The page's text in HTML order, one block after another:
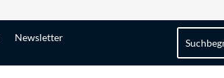
Newsletter
Suchen
nach: